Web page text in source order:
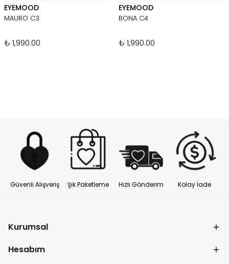
EYEMOOD
MAURO C3
₺ 1,990.00
EYEMOOD
BONA C4
₺ 1,990.00
Güvenli Alışveriş Şık Paketleme Hızlı Gönderim Kolay İade
Kurumsal
Hesabım